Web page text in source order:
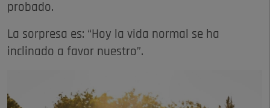
probado.
La sorpresa es: “Hoy la vida normal se ha
inclinado a favor nuestro”.